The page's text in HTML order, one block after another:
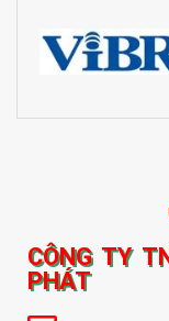
CÔNG TY
PHÁT